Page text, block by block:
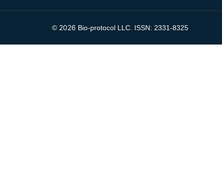
© 2026 Bio-protocol LLC. ISSN: 2331-8325